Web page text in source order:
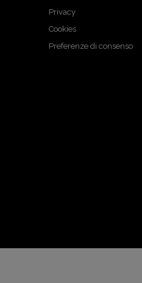
Privacy
Cookies
Preferenze di consenso